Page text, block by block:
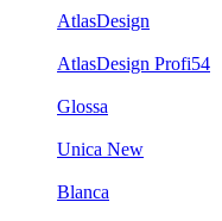
AtlasDesign
AtlasDesign Profi54
Glossa
Unica New
Blanca